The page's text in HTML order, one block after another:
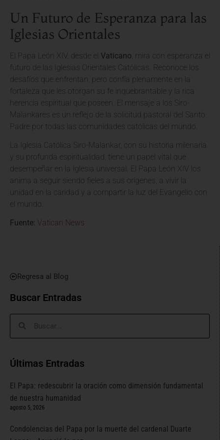
Regresa al Blog
Buscar Entradas
Últimas Entradas
El Papa: redescubrir la oración como dimensión fundamental
de nuestra humanidad
agosto 5, 2026
Condolencias del Papa por la muerte del cardenal Duarte
Un Futuro de Esperanza para las
Iglesias Orientales
El Papa León XIV, desde el Vaticano , mira con esperanza el
futuro de las Iglesias Orientales Católicas. Reconoce los
desafíos que enfrentan, pero confía plenamente en la
fortaleza que les otorgan su fe inquebrantable y la rica
herencia espiritual que poseen. El mensaje a los Siro-
Malankares es un reflejo de la solicitud pastoral del Santo
Padre por todas las comunidades católicas del mundo.
La Iglesia Católica Siro-Malankar, con su historia milenaria
y su profunda espiritualidad, tiene un papel vital que
desempeñar en la Iglesia universal. El Papa León XIV los
anima a seguir siendo fieles a sus orígenes, a vivir la
unidad en la caridad y a compartir la luz del Evangelio con
el mundo.
Fuente: Vatican News